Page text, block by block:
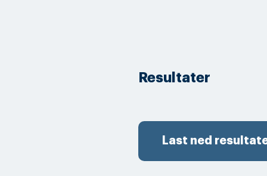
Resultater
Last ned